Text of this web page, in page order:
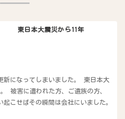
東日本大震災から11年
新になってしまいました。 東日本大
被害に遭われた方、ご遺族の方、
こせばその瞬間は会社にいました。